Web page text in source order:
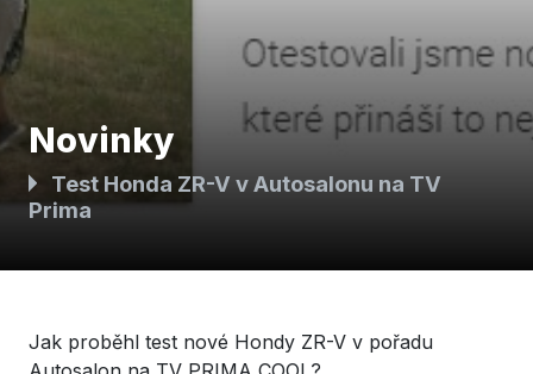
Novinky
Test Honda ZR-V v Autosalonu na TV
Prima
Jak proběhl test nové Hondy ZR-V v pořadu